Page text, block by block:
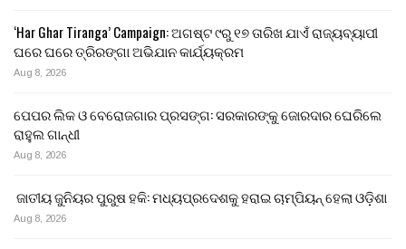
‘Har Ghar Tiranga’ Campaign: ଅଗଷ୍ଟ ୯ରୁ ୧୭ ତାରିଖ ଯାଏଁ ରାଜ୍ୟବ୍ୟାପୀ
ଘରେ ଘରେ ତ୍ରିରଙ୍ଗା ଅଭିଯାନ କାର୍ଯ୍ୟକ୍ରମ
Aug 8, 2026
ପେପର ଲିକ ଓ ବେରୋଜଗାର ପ୍ରସଙ୍ଗ: ସରକାରଙ୍କୁ ଜୋରଦାର ଘେରିଲେ
ରାହୁଲ ଗାନ୍ଧୀ
Aug 8, 2026
ଜାତୀୟ ଜୁନିୟର ପୁରୁଷ ହକି: ମଧ୍ୟପ୍ରଦେଶକୁ ହରାଇ ଚାମ୍ପିୟନ୍ ହେଲା ଓଡ଼ିଶା
Aug 8, 2026